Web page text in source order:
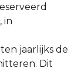
, in
jaarlijks de
Dit